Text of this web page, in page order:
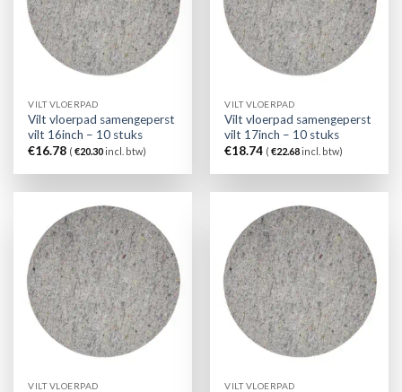
VILT VLOERPAD
Vilt vloerpad samengeperst
vilt 16inch – 10 stuks
€16.78 (€20.30incl. btw)
VILT VLOERPAD
Vilt vloerpad samengeperst
vilt 17inch – 10 stuks
€18.74 (€22.68incl. btw)
VILT VLOERPAD VILT VLOERPAD